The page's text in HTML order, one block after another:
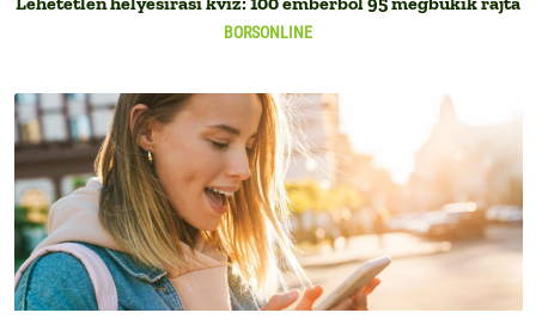
BORSONLINE